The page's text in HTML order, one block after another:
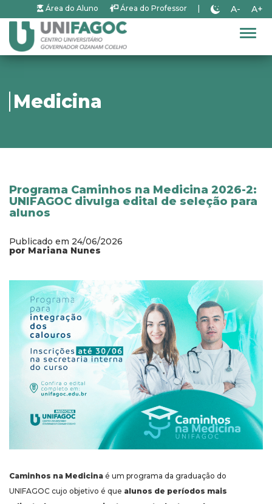
Área do Aluno Área do Professor A- A+
Medicina
Programa Caminhos na Medicina 2026-2:
UNIFAGOC divulga edital de seleção para
alunos
Publicado em 24/06/2026
por Mariana Nunes
Caminhos na Medicina é um programa da graduação do
UNIFAGOC cujo objetivo é que alunos de períodos mais